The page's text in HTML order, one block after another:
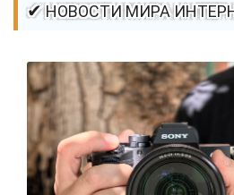
✔ НОВОСТИ МИРА